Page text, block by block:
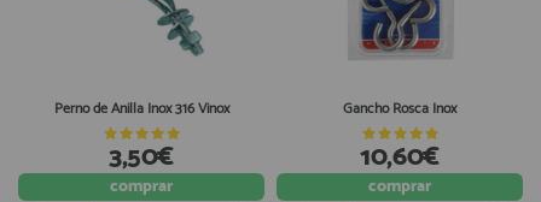
Perno de Anilla Inox 316 Vinox
3,50€
comprar
Gancho Rosca Inox
10,60€
comprar